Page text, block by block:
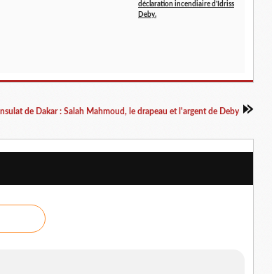
déclaration incendiaire d'Idriss
Deby.
de Dakar : Salah Mahmoud, le drapeau et l'argent de Deby